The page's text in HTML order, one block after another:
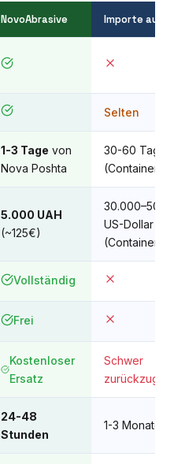
NovoAbrasive Importe aus
Selten
1-3 Tage von
Nova Poshta
30-60 Tage
(Container)
5.000 UAH
(~125€)
US-Dollar
(Container)
Vollständig
Frei
Kostenloser
Ersatz
Schwer
24-48
Stunden
1-3 Monate